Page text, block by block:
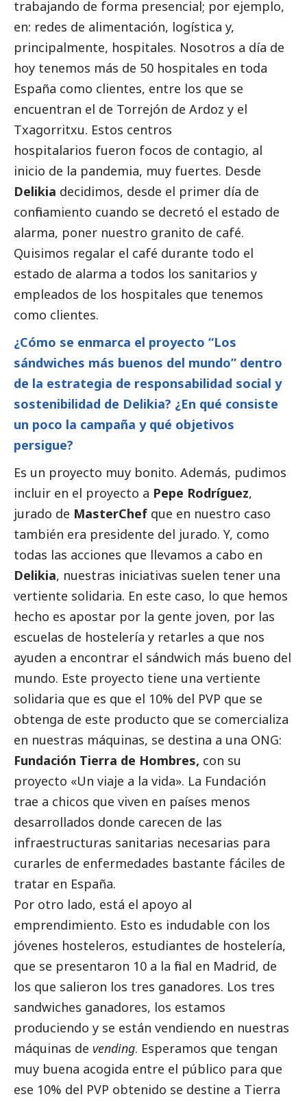
trabajando de forma presencial; por ejemplo,
en: redes de alimentación, logística y,
principalmente, hospitales. Nosotros a día de
hoy tenemos más de 50 hospitales en toda
España como clientes, entre los que se
encuentran el de Torrejón de Ardoz y el
Txagorritxu. Estos centros
hospitalarios fueron focos de contagio, al
inicio de la pandemia, muy fuertes. Desde
Delikia decidimos, desde el primer día de
confinamiento cuando se decretó el estado de
alarma, poner nuestro granito de café.
Quisimos regalar el café durante todo el
estado de alarma a todos los sanitarios y
empleados de los hospitales que tenemos
como clientes.
¿Cómo se enmarca el proyecto “Los
sándwiches más buenos del mundo” dentro
de la estrategia de responsabilidad social y
sostenibilidad de Delikia? ¿En qué consiste
un poco la campaña y qué objetivos
persigue?
Es un proyecto muy bonito. Además, pudimos
incluir en el proyecto a Pepe Rodríguez,
jurado de MasterChef que en nuestro caso
también era presidente del jurado. Y, como
todas las acciones que llevamos a cabo en
Delikia, nuestras iniciativas suelen tener una
vertiente solidaria. En este caso, lo que hemos
hecho es apostar por la gente joven, por las
escuelas de hostelería y retarles a que nos
ayuden a encontrar el sándwich más bueno del
mundo. Este proyecto tiene una vertiente
solidaria que es que el 10% del PVP que se
obtenga de este producto que se comercializa
en nuestras máquinas, se destina a una ONG:
Fundación Tierra de Hombres, con su
proyecto «Un viaje a la vida». La Fundación
trae a chicos que viven en países menos
desarrollados donde carecen de las
infraestructuras sanitarias necesarias para
curarles de enfermedades bastante fáciles de
tratar en España.
Por otro lado, está el apoyo al
emprendimiento. Esto es indudable con los
jóvenes hosteleros, estudiantes de hostelería,
que se presentaron 10 a la final en Madrid, de
los que salieron los tres ganadores. Los tres
sandwiches ganadores, los estamos
produciendo y se están vendiendo en nuestras
máquinas de vending. Esperamos que tengan
muy buena acogida entre el público para que
ese 10% del PVP obtenido se destine a Tierra